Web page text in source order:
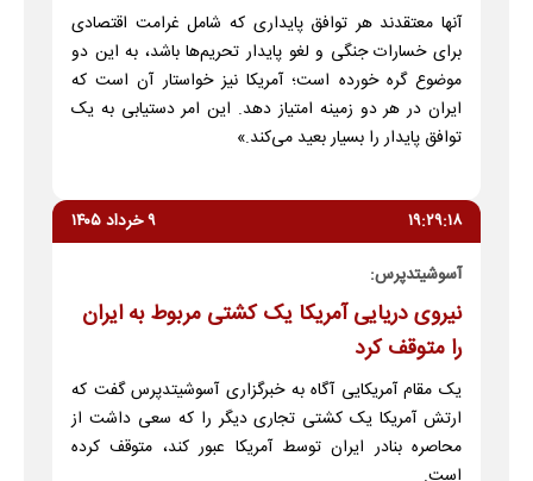
آنها معتقدند هر توافق پایداری که شامل غرامت اقتصادی
برای خسارات جنگی و لغو پایدار تحریم‌ها باشد، به این دو
موضوع گره خورده است؛ آمریکا نیز خواستار آن است که
ایران در هر دو زمینه امتیاز دهد. این امر دستیابی به یک
توافق پایدار را بسیار بعید می‌کند.»
۱۹:۲۹:۱۸ ۹ خرداد ۱۴۰۵
آسوشیتدپرس:
نیروی دریایی آمریکا یک کشتی مربوط به ایران
را متوقف کرد
یک مقام آمریکایی آگاه به خبرگزاری آسوشیتدپرس گفت که
ارتش آمریکا یک کشتی تجاری دیگر را که سعی داشت از
محاصره بنادر ایران توسط آمریکا عبور کند، متوقف کرده
است.